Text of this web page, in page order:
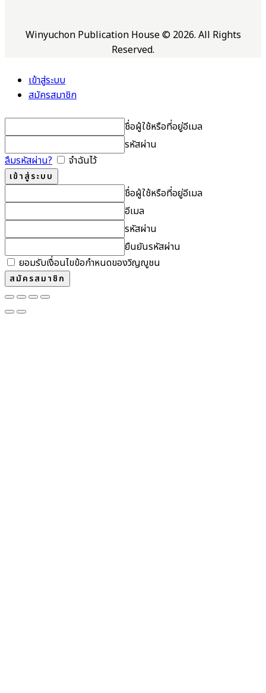
Winyuchon Publication House © 2026. All Rights
Reserved.
เข้าสู่ระบบ
สมัครสมาชิก
ชื่อผู้ใช้หรือที่อยู่อีเมล
รหัสผ่าน
ลืมรหัสผ่าน?
จำฉันไว้
ชื่อผู้ใช้หรือที่อยู่อีเมล
อีเมล
รหัสผ่าน
ยืนยันรหัสผ่าน
ยอมรับเงื่อนไขข้อกำหนดของวิญญูชน